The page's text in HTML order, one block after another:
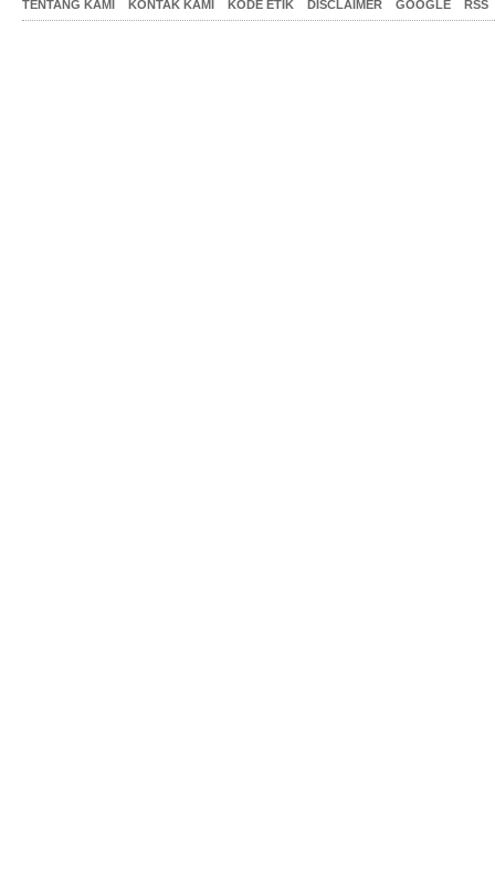
TENTANG KAMI KONTAK KAMI KODE ETIK DISCLAIMER GOOGLE RSS